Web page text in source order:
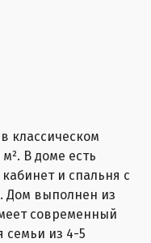
классическом
В доме есть
и спальня с
Дом выполнен из
современный
семьи из 4-5